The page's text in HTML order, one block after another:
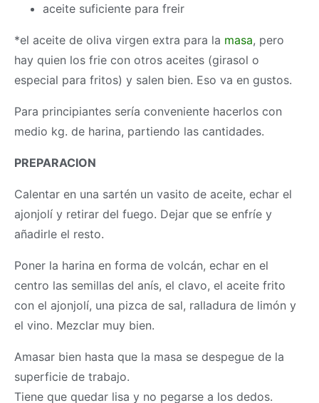
aceite suficiente para freir
*el aceite de oliva virgen extra para la masa, pero
hay quien los frie con otros aceites (girasol o
especial para fritos) y salen bien. Eso va en gustos.
Para principiantes sería conveniente hacerlos con
medio kg. de harina, partiendo las cantidades.
PREPARACION
Calentar en una sartén un vasito de aceite, echar el
ajonjolí y retirar del fuego. Dejar que se enfríe y
añadirle el resto.
Poner la harina en forma de volcán, echar en el
centro las semillas del anís, el clavo, el aceite frito
con el ajonjolí, una pizca de sal, ralladura de limón y
el vino. Mezclar muy bien.
Amasar bien hasta que la masa se despegue de la
superficie de trabajo.
Tiene que quedar lisa y no pegarse a los dedos.